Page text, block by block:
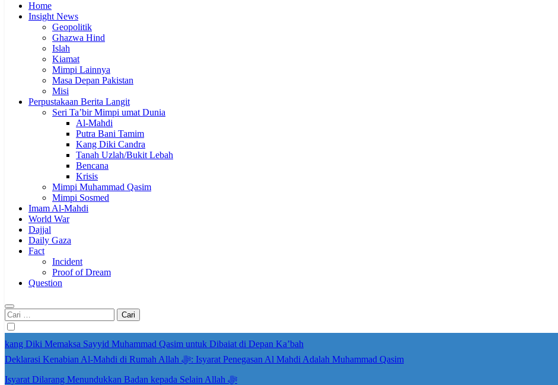
Home
Insight News
Geopolitik
Ghazwa Hind
Islah
Kiamat
Mimpi Lainnya
Masa Depan Pakistan
Misi
Perpustakaan Berita Langit
Seri Ta’bir Mimpi umat Dunia
Al-Mahdi
Putra Bani Tamim
Kang Diki Candra
Tanah Uzlah/Bukit Lebah
Bencana
Krisis
Mimpi Muhammad Qasim
Mimpi Sosmed
Imam Al-Mahdi
World War
Dajjal
Daily Gaza
Fact
Incident
Proof of Dream
Question
Cari
untuk:
kang Diki Memaksa Sayyid Muhammad Qasim untuk Dibaiat di Depan Ka’bah
Deklarasi Kenabian Al-Mahdi di Rumah Allah ﷻ: Isyarat Penegasan Al Mahdi Adalah Muhammad Qasim
Isyarat Dilarang Menundukkan Badan kepada Selain Allah ﷻ